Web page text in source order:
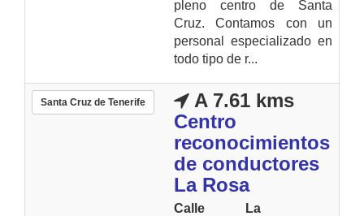
pleno centro de Santa
Cruz. Contamos con un
personal especializado en
todo tipo de r...
Santa Cruz de Tenerife
A 7.61 kms
Centro
reconocimientos
de conductores
La Rosa
Calle La